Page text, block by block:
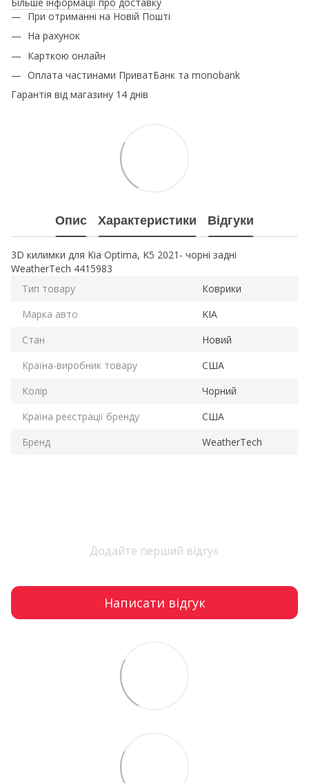
При отриманні на Новій Пошті
На рахунок
Карткою онлайн
Оплата частинами ПриватБанк та monobank
Гарантія від магазину 14 днів
Опис Характеристики Відгуки
3D килимки для Kia Optima, K5 2021- чорні задні
WeatherTech 4415983
Тип товару
Коврики
Марка авто
KIA
Стан
Новий
Країна-виробник товару
США
Колір
Чорний
Країна реєстрації бренду
США
Бренд
WeatherTech
Додайте перший відгук
Написати відгук